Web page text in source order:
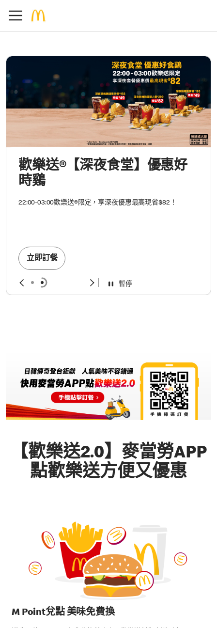
歡樂送®【深夜食堂】優惠好
時鷄
22:00-03:00歡樂送®限定，享深夜優惠最高現省$82！
立即訂餐
暫停
【歡樂送2.0】麥當勞APP
點歡樂送方便又優惠
M Point兌點 美味免費換